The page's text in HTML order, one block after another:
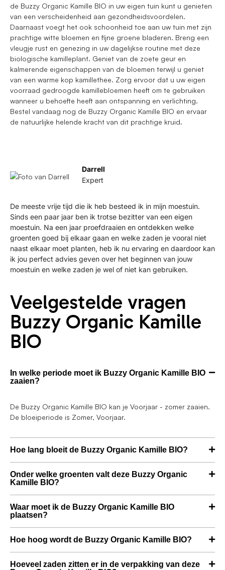
de Buzzy Organic Kamille BIO in uw eigen tuin kunt u genieten
van een verscheidenheid aan gezondheidsvoordelen.
Daarnaast voegt het ook schoonheid toe aan uw tuin met zijn
prachtige witte bloemen en fijne groene bladeren. Breng een
vleugje rust en genezing in uw dagelijkse routine met deze
biologische kamilleplant. Geniet van de zoete geur en
kalmerende eigenschappen van de bloemen terwijl u geniet
van een warme kop kamillethee. Zorg ervoor dat u uw eigen
voorraad gedroogde kamillebloemen heeft om te gebruiken
wanneer u behoefte heeft aan ontspanning en verlichting.
Bestel vandaag nog de Buzzy Organic Kamille BIO en ervaar
de natuurlijke helende kracht van dit prachtige kruid.
Darrell
Expert
De meeste vrije tijd die ik heb besteed ik in mijn moestuin.
Sinds een paar jaar ben ik trotse bezitter van een eigen
moestuin. Na een jaar proefdraaien en ontdekken welke
groenten goed bij elkaar gaan en welke zaden je vooral niet
naast elkaar moet planten, heb ik nu ervaring en daardoor kan
ik jou perfect advies geven over het beginnen van jouw
moestuin en welke zaden je wel of niet kan gebruiken.
Veelgestelde vragen
Buzzy Organic Kamille
BIO
In welke periode moet ik Buzzy Organic Kamille BIO
zaaien?
De Buzzy Organic Kamille BIO kan je Voorjaar - zomer zaaien.
De bloeiperiode is Zomer, Voorjaar.
Hoe lang bloeit de Buzzy Organic Kamille BIO?
Onder welke groenten valt deze Buzzy Organic
Kamille BIO?
Waar moet ik de Buzzy Organic Kamille BIO
plaatsen?
Hoe hoog wordt de Buzzy Organic Kamille BIO?
Hoeveel zaden zitten er in de verpakking van deze